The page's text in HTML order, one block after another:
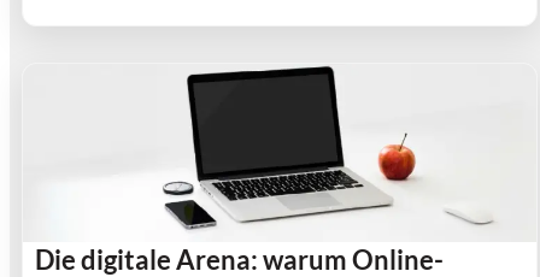
Die digitale Arena: warum Online-